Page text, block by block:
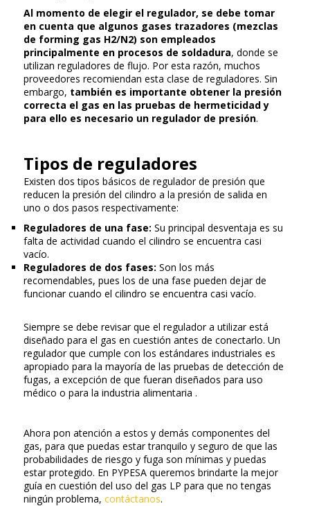
Al momento de elegir el regulador, se debe tomar
en cuenta que algunos gases trazadores (mezclas
de forming gas H2/N2) son empleados
principalmente en procesos de soldadura, donde se
utilizan reguladores de flujo. Por esta razón, muchos
proveedores recomiendan esta clase de reguladores. Sin
embargo, también es importante obtener la presión
correcta el gas en las pruebas de hermeticidad y
para ello es necesario un regulador de presión.
Tipos de reguladores
Existen dos tipos básicos de regulador de presión que
reducen la presión del cilindro a la presión de salida en
uno o dos pasos respectivamente:
Reguladores de una fase: Su principal desventaja es su
falta de actividad cuando el cilindro se encuentra casi
vacío.
Reguladores de dos fases: Son los más
recomendables, pues los de una fase pueden dejar de
funcionar cuando el cilindro se encuentra casi vacío.
Siempre se debe revisar que el regulador a utilizar está
diseñado para el gas en cuestión antes de conectarlo. Un
regulador que cumple con los estándares industriales es
apropiado para la mayoría de las pruebas de detección de
fugas, a excepción de que fueran diseñados para uso
médico o para la industria alimentaria .
Ahora pon atención a estos y demás componentes del
gas, para que puedas estar tranquilo y seguro de que las
probabilidades de riesgo y fuga son mínimas y puedas
estar protegido. En PYPESA queremos brindarte la mejor
guía en cuestión del uso del gas LP para que no tengas
ningún problema, contáctanos.